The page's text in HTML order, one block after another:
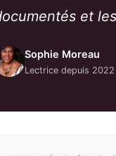
et
Sophie Moreau
Lectrice depuis 2022